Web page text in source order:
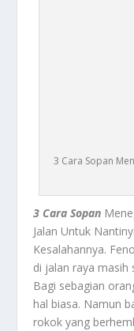
3 Cara Sopan
3 Cara Sopan
Jalan Untuk
Kesalahannya.
di jalan raya masih
Bagi sebagian
hal biasa. Namun
rokok yang